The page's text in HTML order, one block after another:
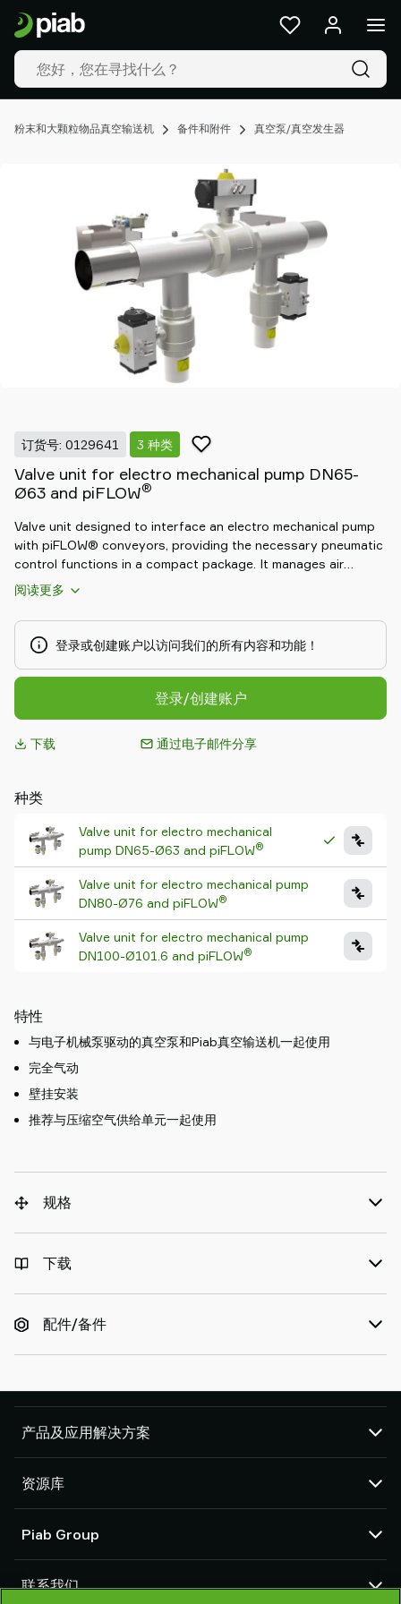
粉末和大颗粒物品真空输送机 备件和附件 真空泵/真空发生器
订货号: 0129641 3 种类
Valve unit for electro mechanical pump DN65-
Ø63 and piFLOW®
Valve unit designed to interface an electro mechanical pump
with piFLOW® conveyors, providing the necessary pneumatic
control functions in a compact package. It manages air
supply and switching for key conveyor cycles, enabling
reliable start/stop, discharge and cleaning sequences
coordinated with the pump. By delivering a matched,
ready‑to‑install valve assembly, it simplifies installation,
reduces engineering time, and secures repeatable, stable
operation of the conveyor system.
阅读更多
登录或创建账户以访问我们的所有内容和功能！
登录/创建账户
下载 通过电子邮件分享
种类
Valve unit for electro mechanical
pump DN65-Ø63 and piFLOW®
Valve unit for electro mechanical pump
DN80-Ø76 and piFLOW®
Valve unit for electro mechanical pump
DN100-Ø101.6 and piFLOW®
特性
与电子机械泵驱动的真空泵和Piab真空输送机一起使用
完全气动
壁挂安装
推荐与压缩空气供给单元一起使用
规格
下载
配件/备件
产品及应用解决方案
吸盘和软爪
机器人臂端工具 (EOAT) 部件
机器人和 Cobot 抓取解决方案
系统和解决方案配件
粉末和大颗粒物品真空输送机
资源库
产品在线配置
货物销售通用条款
隐私声明
Piab Group
组织结构
联系我们
产
品
及
解
决
案
Group
联
系
我
们
支
持
找
合
作
Old
shop